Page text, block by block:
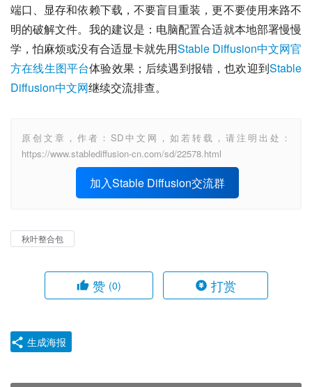
端口、显存和依赖下载，不要盲目重装，更不要使用来路不
明的破解文件。我的建议是：电脑配置合适就本地部署慢慢
学，怕麻烦或没有合适显卡就先用Stable Diffusion中文网官
方在线生图平台体验效果；后续遇到报错，也欢迎到Stable
Diffusion中文网继续交流排查。
原创文章，作者：SD中文网，如若转载，请注明出处：
https://www.stablediffusion-cn.com/sd/22578.html
加入Stable Diffusion交流群
秋叶整合包
赞 (0) 打赏
生成海报